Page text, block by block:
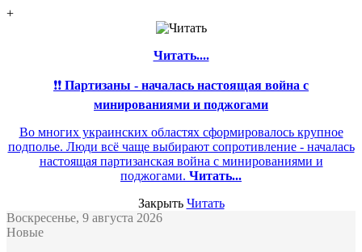
+
Читать....
❗❗ Партизаны - началась настоящая война с
минированиями и поджогами
Во многих украинских областях сформировалось крупное
подполье. Люди всё чаще выбирают сопротивление - началась
настоящая партизанская война с минированиями и
поджогами. Читать...
Закрыть Читать
Воскресенье, 9 августа 2026
Новые